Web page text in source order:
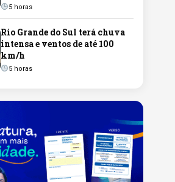
5 horas
Rio Grande do Sul terá chuva
intensa e ventos de até 100
km/h
5 horas